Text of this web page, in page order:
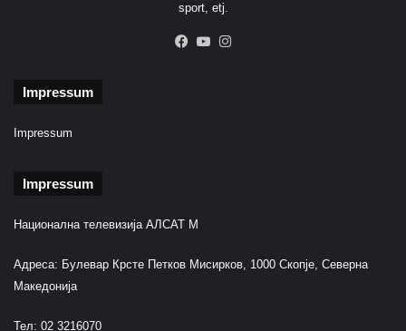
sport, etj.
Facebook
YouTube
Impressum
Impressum
Impressum
Национална телевизија АЛСАТ М
Адреса: Булевар Крсте Петков Мисирков, 1000 Скопје, Северна
Македонија
Тел: 02 3216070